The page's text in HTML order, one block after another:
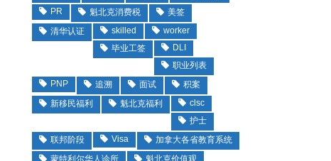
PR
魁北克消费税
美签
清华认证
skilled
worker
毕业工签
DLI
职业列表
PNP
追溯 面试
积案
新移民福利
魁北克福利
clsc
护士
联邦阶段
Visa
加拿大各省教育系统
蒙特利尔华人诊所
魁北克价值观